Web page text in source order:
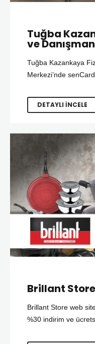
Tuğba
ve
Tuğba Kazankaya
Merkezi’nde
DETAYLI İNCELE
Brillant
Brillant Store web
%30 indirim ve